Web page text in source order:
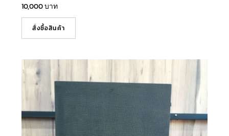
10,000บาท
สั่งซื้อสินค้า